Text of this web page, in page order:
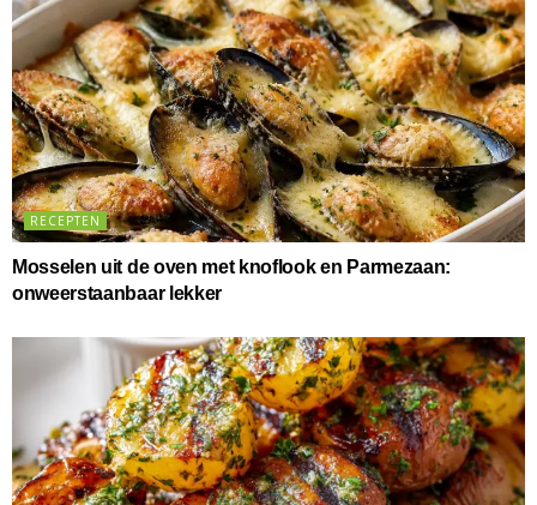
RECEPTEN
Mosselen uit de oven met knoflook en Parmezaan:
onweerstaanbaar lekker